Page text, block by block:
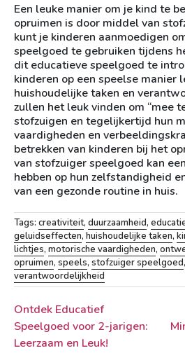
Een leuke manier om je kind te
opruimen is door middel van
kunt je kinderen aanmoedigen
speelgoed te gebruiken tijdens
dit educatieve speelgoed te
kinderen op een speelse manier
huishoudelijke taken en
zullen het leuk vinden om “mee
stofzuigen en tegelijkertijd hun
vaardigheden en
betrekken van kinderen bij het
van stofzuiger speelgoed kan
hebben op hun zelfstandigheid
van een gezonde routine in huis.
Tags: creativiteit, duurzaamheid,
geluidseffecten, huishoudelijke taken,
lichtjes, motorische vaardigheden,
opruimen, speels, stofzuiger speelgoed,
verantwoordelijkheid
Berichtnavigatie
Ontdek Educatief
Speelgoed voor 2-jarigen:
Leerzaam en Leuk!